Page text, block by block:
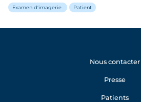
Examen d'imagerie Patient
Nous contacter
Presse
Patients